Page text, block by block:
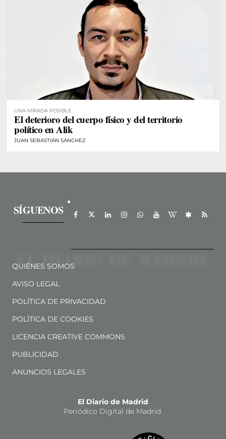
UNA MIRADA POSIBLE
El deterioro del cuerpo físico y del territorio
político en Alik
JUAN SEBASTIÁN SÁNCHEZ
SÍGUENOS
QUIÉNES SOMOS
AVISO LEGAL
POLÍTICA DE PRIVACIDAD
POLÍTICA DE COOKIES
LICENCIA CREATIVE COMMONS
PUBLICIDAD
ANUNCIOS LEGALES
El Diario de Madrid
Periódico Digital de Madrid.